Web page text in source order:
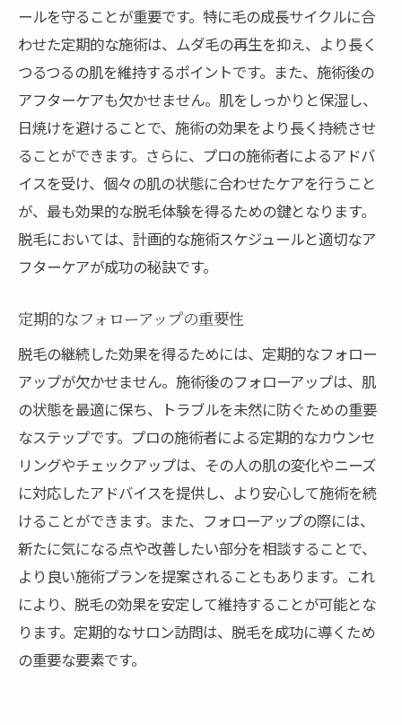
ールを守ることが重要です。特に毛の成長サイクルに合
わせた定期的な施術は、ムダ毛の再生を抑え、より長く
つるつるの肌を維持するポイントです。また、施術後の
アフターケアも欠かせません。肌をしっかりと保湿し、
日焼けを避けることで、施術の効果をより長く持続させ
ることができます。さらに、プロの施術者によるアドバ
イスを受け、個々の肌の状態に合わせたケアを行うこと
が、最も効果的な脱毛体験を得るための鍵となります。
脱毛においては、計画的な施術スケジュールと適切なア
フターケアが成功の秘訣です。
定期的なフォローアップの重要性
脱毛の継続した効果を得るためには、定期的なフォロー
アップが欠かせません。施術後のフォローアップは、肌
の状態を最適に保ち、トラブルを未然に防ぐための重要
なステップです。プロの施術者による定期的なカウンセ
リングやチェックアップは、その人の肌の変化やニーズ
に対応したアドバイスを提供し、より安心して施術を続
けることができます。また、フォローアップの際には、
新たに気になる点や改善したい部分を相談することで、
より良い施術プランを提案されることもあります。これ
により、脱毛の効果を安定して維持することが可能とな
ります。定期的なサロン訪問は、脱毛を成功に導くため
の重要な要素です。